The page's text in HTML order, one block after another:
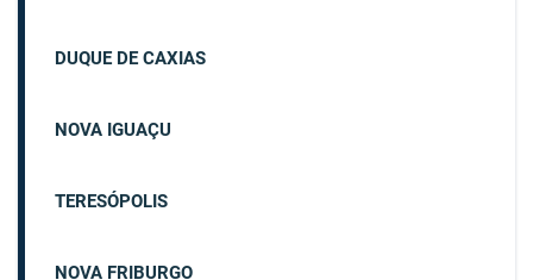
DUQUE DE CAXIAS
NOVA IGUAÇU
TERESÓPOLIS
NOVA FRIBURGO